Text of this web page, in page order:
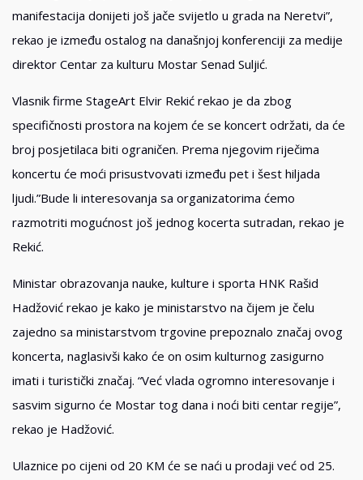
manifestacija donijeti još jače svijetlo u grada na Neretvi”,
rekao je između ostalog na današnjoj konferenciji za medije
direktor Centar za kulturu Mostar Senad Suljić.
Vlasnik firme StageArt Elvir Rekić rekao je da zbog
specifičnosti prostora na kojem će se koncert održati, da će
broj posjetilaca biti ograničen. Prema njegovim riječima
koncertu će moći prisustvovati između pet i šest hiljada
ljudi.”Bude li interesovanja sa organizatorima ćemo
razmotriti mogućnost još jednog kocerta sutradan, rekao je
Rekić.
Ministar obrazovanja nauke, kulture i sporta HNK Rašid
Hadžović rekao je kako je ministarstvo na čijem je čelu
zajedno sa ministarstvom trgovine prepoznalo značaj ovog
koncerta, naglasivši kako će on osim kulturnog zasigurno
imati i turistički značaj. “Već vlada ogromno interesovanje i
sasvim sigurno će Mostar tog dana i noći biti centar regije”,
rekao je Hadžović.
Ulaznice po cijeni od 20 KM će se naći u prodaji već od 25.